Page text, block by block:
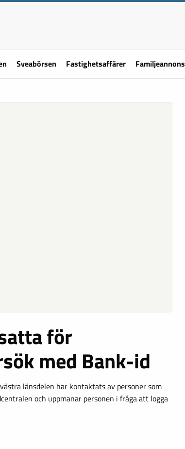
Sveabörsen Fastighetsaffärer Familjeannons
för
med Bank-id
länsdelen har kontaktats av personer som
och uppmanar personen i fråga att logga